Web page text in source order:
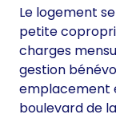
Le logement
petite
charges
gestion
emplacement
boulevard de